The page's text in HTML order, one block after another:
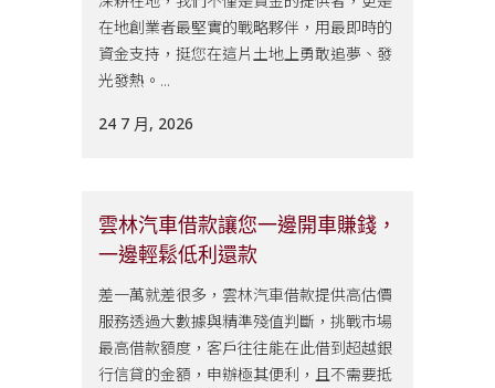
在地創業者最堅實的戰略夥伴，用最即時的
資金支持，挺您在這片土地上勇敢追夢、發
光發熱。...
24 7 月, 2026
雲林汽車借款讓您一邊開車賺錢，
一邊輕鬆低利還款
差一萬就差很多，雲林汽車借款提供高估價
服務透過大數據與精準殘值判斷，挑戰市場
最高借款額度，客戶往往能在此借到超越銀
行信貸的金額，申辦極其便利，且不需要抵